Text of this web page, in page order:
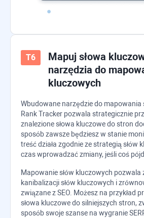
Mapuj słowa
narzędzia do
kluczowych
Wbudowane narzędzie do mapowania
Rank Tracker pozwala strategicznie
znalezione słowa kluczowe do stron
sposób zawsze będziesz w stanie
treść działa zgodnie ze strategią słów
czas wprowadzać zmiany, jeśli coś
Mapowanie słów kluczowych pozwala
kanibalizacji słów kluczowych i
związane z SEO. Możesz na przykład
słowa kluczowe do silniejszych stron,
sposób swoje szanse na wygranie